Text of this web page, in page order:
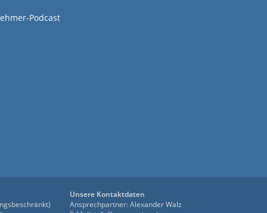
Podcast
Unsere Kontaktdaten
Ansprechpartner: Alexander Walz